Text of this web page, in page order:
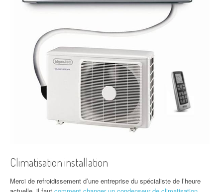
Climatisation installation
Merci de refroidissement d’une entreprise du spécialiste de l’heure